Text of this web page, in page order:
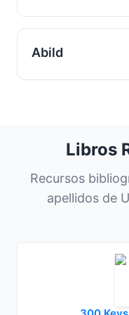
Abild
Libros
Recursos
apellidos de